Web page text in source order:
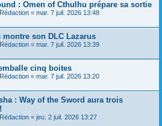
: Omen of Cthulhu prépare sa sortie
« mar. 7 juil. 2026 13:48
montre son DLC Lazarus
« mar. 7 juil. 2026 13:39
cinq boites
« mar. 7 juil. 2026 13:20
: Way of the Sword aura trois
« jeu. 2 juil. 2026 13:27